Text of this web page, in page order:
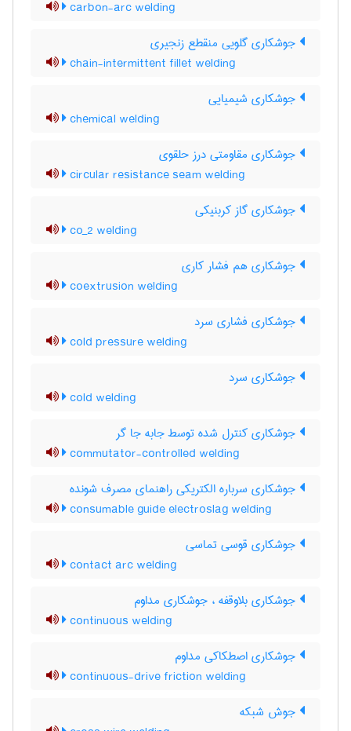
carbon-arc welding
جوشکاری گلویی منقطع زنجیری
chain-intermittent fillet welding
جوشکاری شیمیایی
chemical welding
جوشکاری مقاومتی درز حلقوی
circular resistance seam welding
جوشکاری گاز کربنیکی
co_2 welding
جوشکاری هم فشار کاری
coextrusion welding
جوشکاری فشاری سرد
cold pressure welding
جوشکاری سرد
cold welding
جوشکاری کنترل شده توسط جابه جا گر
commutator-controlled welding
جوشکاری سرباره الکتریکی راهنمای مصرف شونده
consumable guide electroslag welding
جوشکاری قوسی تماسی
contact arc welding
جوشکاری بلاوقفه ، جوشکاری مداوم
continuous welding
جوشکاری اصطکاکی مداوم
continuous-drive friction welding
جوش شبکه